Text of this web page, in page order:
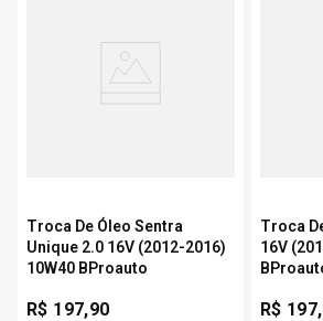
Troca De Óleo Sentra
Unique 2.0 16V (2012-2016)
10W40 BProauto
R$ 197,90
Troca
16V
R$